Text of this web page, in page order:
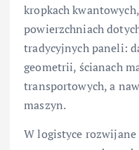
kropkach
powierzchniach
tradycyjnych paneli:
geometrii, ścianach
transportowych, a
maszyn.
W logistyce